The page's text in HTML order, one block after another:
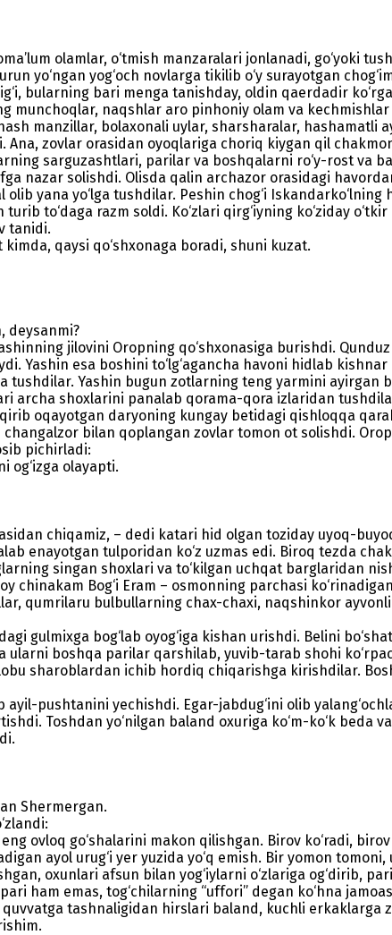
olamlar, o‘tmish manzaralari jonlanadi, go‘yoki
yo‘ngan yog‘och novlarga tikilib o‘y surayotgan
bularning bari menga tanishday, oldin qaerdadir
munchoqlar, naqshlar aro pinhoniy olam va
manzillar, bolaxonali uylar, sharsharalar, hashamatli
zovlar orasidan oyoqlariga choriq kiygan qil
sarguzashtlari, parilar va boshqalarni ro‘y-rost va
nazar solishdi. Olisda qalin archazor orasidagi
yana yo‘lga tushdilar. Peshin chog‘i
to‘daga razm soldi. Ko‘zlari qirg‘iyning ko‘ziday
tanidi.
qaysi qo‘shxonaga boradi, shuni kuzat.
deysanmi?
jilovini Oropning qo‘shxonasiga burishdi.
Yashin esa boshini to‘lg‘agancha havoni hidlab
Yashin bugun zotlarning teng yarmini ayirgan
archa shoxlarini panalab qorama-qora izlaridan
oqayotgan daryoning kungay betidagi qishloqqa
bilan qoplangan zovlar tomon ot solishdi.
pichirladi:
og‘izga olayapti.
chiqamiz, – dedi katari hid olgan toziday uyoq-
enayotgan tulporidan ko‘z uzmas edi. Biroq tezda
singan shoxlari va to‘kilgan uchqat barglaridan
chinakam Bog‘i Eram – osmonning parchasi
qumrilaru bulbullarning chax-chaxi, naqshinkor
gulmixga bog‘lab oyog‘iga kishan urishdi. Belini
boshqa parilar qarshilab, yuvib-tarab shohi
sharoblardan ichib hordiq chiqarishga kirishdilar.
pushtanini yechishdi. Egar-jabdug‘ini olib
Toshdan yo‘nilgan baland oxuriga ko‘m-ko‘k beda
Shermergan.
ovloq go‘shalarini makon qilishgan. Birov ko‘radi,
ayol urug‘i yer yuzida yo‘q emish. Bir yomon
oxunlari afsun bilan yog‘iylarni o‘zlariga og‘dirib,
ham emas, tog‘chilarning “uffori” degan ko‘hna
tashnaligidan hirslari baland, kuchli erkaklarga